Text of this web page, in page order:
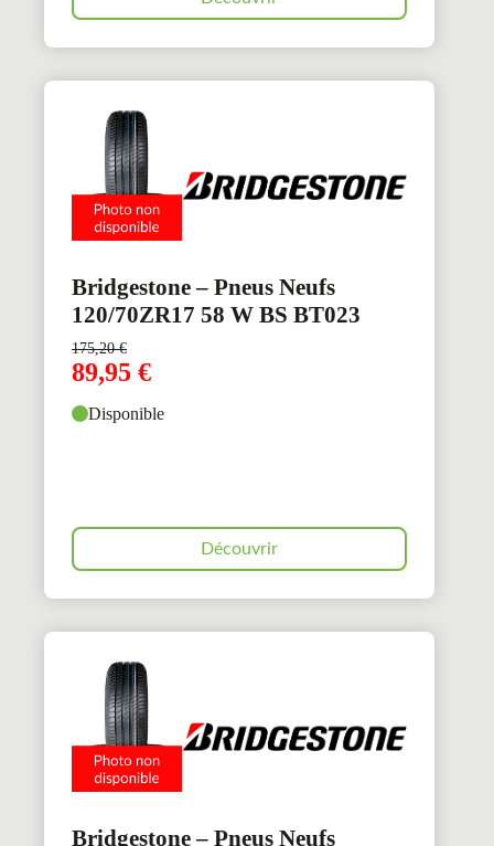
Bridgestone – Pneus Neufs
120/70ZR17 58 W BS BT023
175,20€
89,95 €
Disponible
Découvrir
Bridgestone – Pneus Neufs